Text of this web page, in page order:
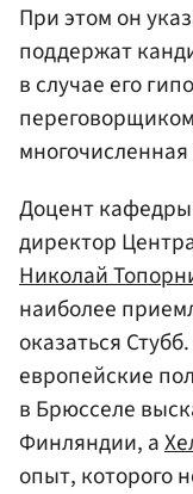
При этом он
поддержат
в случае его
Доцент
директор
Николай
наиболее
оказаться
европейские
в Брюсселе
Финляндии, а
опыт, которого